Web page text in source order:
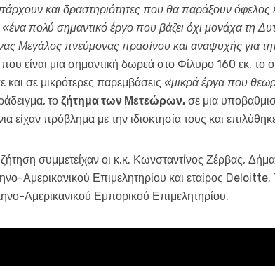
και δραστηριότητες που θα παράξουν όφελος
«ένα πολύ σημαντικό έργο που βάζει όχι μονάχα τη
Μεγάλος πνεύμονας πρασίνου και αναψυχής για
είναι μια σημαντική δωρεά στο Φίλυρο 160 εκ.
σε μικρότερες παρεμβάσεις «μικρά έργα που
το ζήτημα των Μετεώρων, σε μια
είχαν πρόβλημα με την ιδιοκτησία τους και
συμμετείχαν οι κ.κ. Κωνσταντίνος Ζέρβας,
Αμερικανικού Επιμελητηρίου και εταίρος
Αμερικανικού Εμπορικού Επιμελητηρίου.